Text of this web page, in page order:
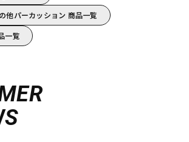
パーカッション 商品一覧
一覧